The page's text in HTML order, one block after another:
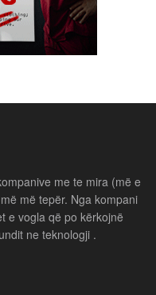
me te mira (më e
më tepër. Nga kompani
e vogla që po kërkojnë
ne teknologji .